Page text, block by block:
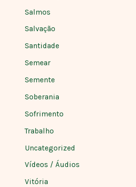
Salmos
Salvação
Santidade
Semear
Semente
Soberania
Sofrimento
Trabalho
Uncategorized
Vídeos / Áudios
Vitória